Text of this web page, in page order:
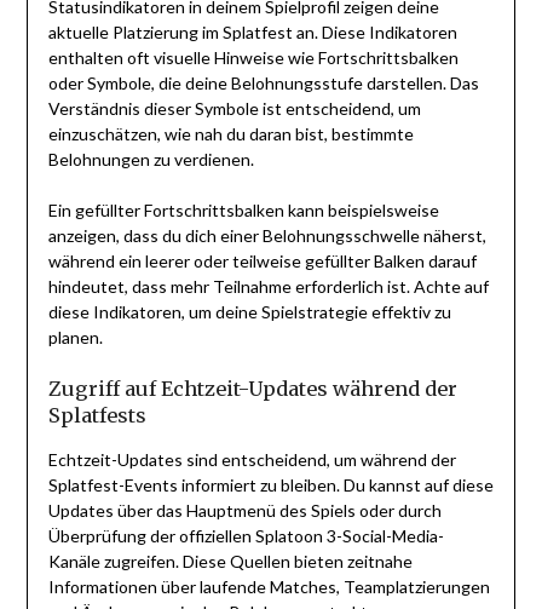
Statusindikatoren in deinem Spielprofil zeigen deine
aktuelle Platzierung im Splatfest an. Diese Indikatoren
enthalten oft visuelle Hinweise wie Fortschrittsbalken
oder Symbole, die deine Belohnungsstufe darstellen. Das
Verständnis dieser Symbole ist entscheidend, um
einzuschätzen, wie nah du daran bist, bestimmte
Belohnungen zu verdienen.
Ein gefüllter Fortschrittsbalken kann beispielsweise
anzeigen, dass du dich einer Belohnungsschwelle näherst,
während ein leerer oder teilweise gefüllter Balken darauf
hindeutet, dass mehr Teilnahme erforderlich ist. Achte auf
diese Indikatoren, um deine Spielstrategie effektiv zu
planen.
Zugriff auf Echtzeit-Updates während der
Splatfests
Echtzeit-Updates sind entscheidend, um während der
Splatfest-Events informiert zu bleiben. Du kannst auf diese
Updates über das Hauptmenü des Spiels oder durch
Überprüfung der offiziellen Splatoon 3-Social-Media-
Kanäle zugreifen. Diese Quellen bieten zeitnahe
Informationen über laufende Matches, Teamplatzierungen